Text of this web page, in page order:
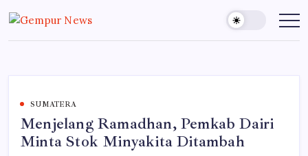
to
content
Gempur
News
Jelajah
Dunia
SUMATERA
Menjelang Ramadhan, Pemkab Dairi
Minta Stok Minyakita Ditambah